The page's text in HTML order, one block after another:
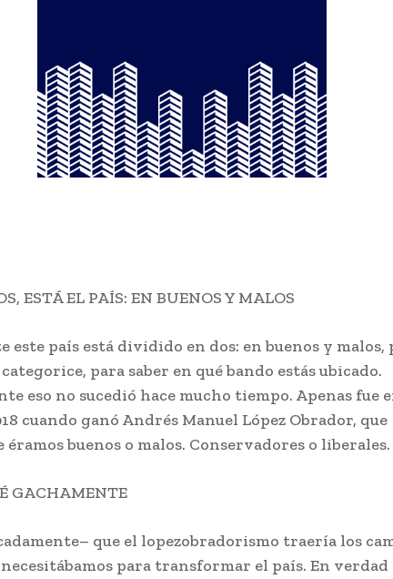
ESTÁ EL PAÍS: EN BUENOS Y MALOS
este país está dividido en dos: en buenos y malos,
para saber en qué bando estás ubicado.
eso no sucedió hace mucho tiempo. Apenas fue
cuando ganó Andrés Manuel López Obrador, que
buenos o malos. Conservadores o liberales.
GACHAMENTE
que el lopezobradorismo traería los
para transformar el país. En verdad